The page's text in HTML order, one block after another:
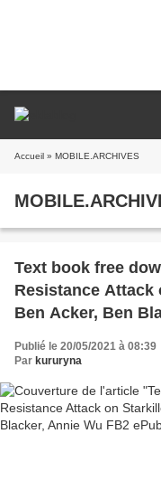
Accueil » MOBILE.ARCHIVES
Text book free
Resistance Attack
Ben Acker, Ben
Publié le 20/05/2021 à 08:39
Par kururyna